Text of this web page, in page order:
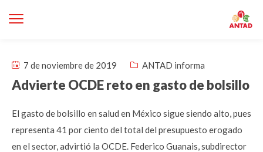
7 de noviembre de 2019 ANTAD informa
Advierte OCDE reto en gasto de bolsillo
El gasto de bolsillo en salud en México sigue siendo alto, pues
representa 41 por ciento del total del presupuesto erogado
en el sector, advirtió la OCDE. Federico Guanais, subdirector